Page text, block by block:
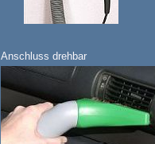
Anschluss drehbar